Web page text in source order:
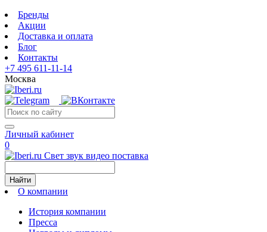
Бренды
Акции
Доставка и оплата
Блог
Контакты
+7 495 611-11-14
Москва
Личный кабинет
0
Свет звук видео поставка
Найти
О компании
История компании
Пресса